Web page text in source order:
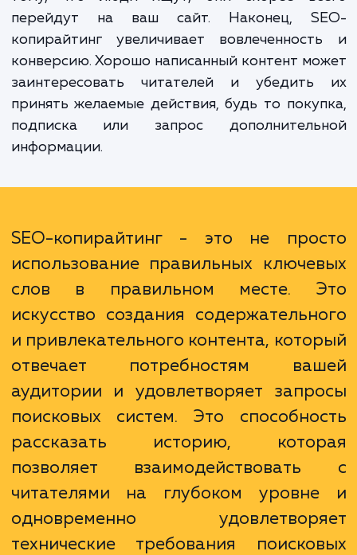
могут легко понять, что ваш сайт
они более вероятно покажут его
целевой аудитории. Во-вторых,
копирайтинг помогает увеличить
ваш сайт. Когда ваш контент
тому, что люди ищут, они скорее
перейдут на ваш сайт. Наконец,
заинтересовать читателей и
подписка или запрос
SEO-копирайтинг - это не
слов в правильном месте.
искусство создания
и привлекательного контента,
отвечает потребностям